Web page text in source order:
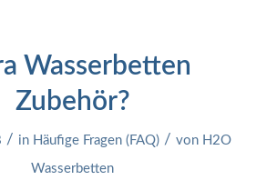
Wasserbetten
Zubehör?
/ in Häufige Fragen (FAQ) / von H2O
Wasserbetten